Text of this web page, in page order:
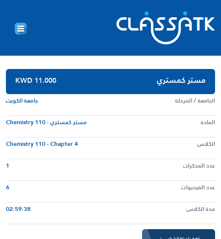
مستر كمستري KWD 11.000
الجامعة / المرحلة
جامعة الكويت
المادة
مستر كمستري - Chemistry 110
الكلاس
Chemistry 110 - Chapter 4
عدد المذكرات
1
عدد الفيديوات
6
مدة الكلاس
02:59:38